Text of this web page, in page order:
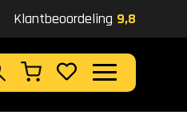
Klantbeoordeling 9,8